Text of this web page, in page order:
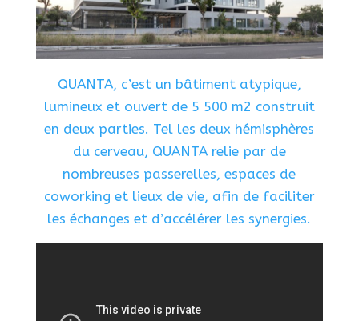
QUANTA, c’est un bâtiment atypique,
lumineux et ouvert de 5 500 m2 construit
en deux parties. Tel les deux hémisphères
du cerveau, QUANTA relie par de
nombreuses passerelles, espaces de
coworking et lieux de vie, afin de faciliter
les échanges et d’accélérer les synergies.